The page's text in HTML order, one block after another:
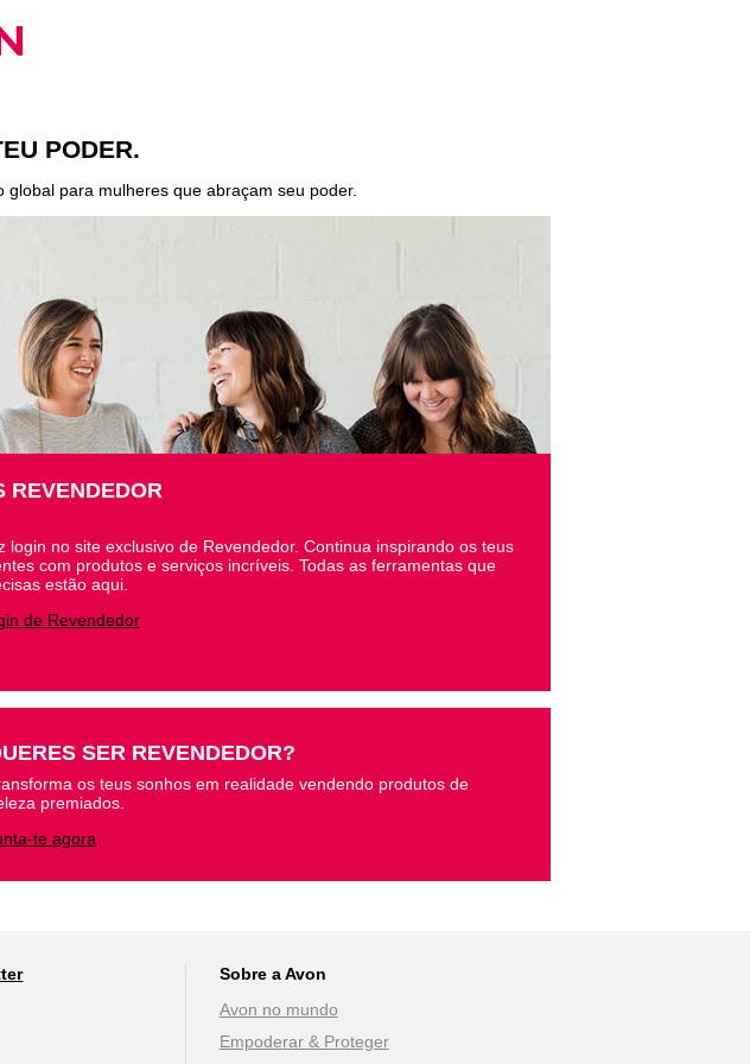
PODER.
para mulheres que abraçam seu poder.
REVENDEDOR
login no site exclusivo de Revendedor. Continua inspirando os teus
com produtos e serviços incríveis. Todas as ferramentas que
estão aqui.
de Revendedor
SER REVENDEDOR?
os teus sonhos em realidade vendendo produtos de
premiados.
te agora
Sobre a Avon
Avon no mundo
Empoderar & Proteger